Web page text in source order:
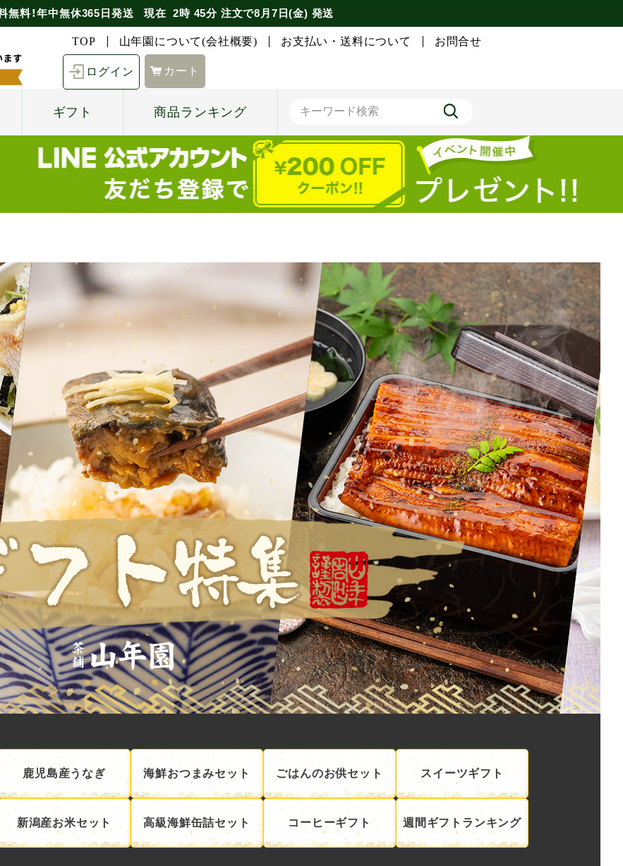
無料！年中無休365日発送 現在 2時 45分注文で8月7日(金) 発送
TOP 山年園について(会社概要) お支払い・送料について お問合せ
ログイン カート
ギフト 商品ランキング
鹿児島産うなぎ 海鮮おつまみセット ごはんのお供セット スイーツギフト
新潟産お米セット 高級海鮮缶詰セット コーヒーギフト 週間ギフトランキング